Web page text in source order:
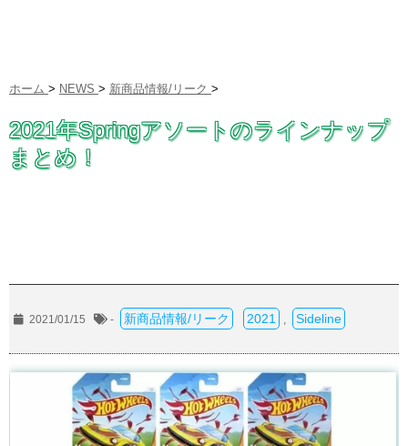
ホーム > NEWS > 新商品情報/リーク >
2021年Springアソートのラインナップ
まとめ！
2021/01/15 - 新商品情報/リーク 2021 Sideline